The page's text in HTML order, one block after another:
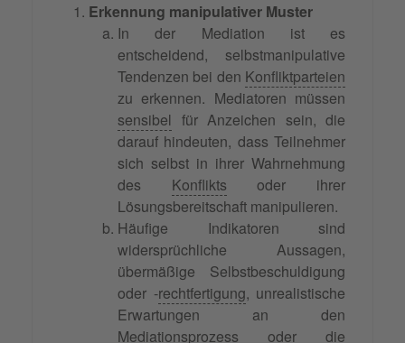
Erkennung manipulativer Muster
In der Mediation ist es
entscheidend, selbstmanipulative
Tendenzen bei den Konfliktparteien
zu erkennen. Mediatoren müssen
sensibel für Anzeichen sein, die
darauf hindeuten, dass Teilnehmer
sich selbst in ihrer Wahrnehmung
des Konflikts oder ihrer
Lösungsbereitschaft manipulieren.
Häufige Indikatoren sind
widersprüchliche Aussagen,
übermäßige Selbstbeschuldigung
oder -rechtfertigung, unrealistische
Erwartungen an den
Mediationsprozess oder die